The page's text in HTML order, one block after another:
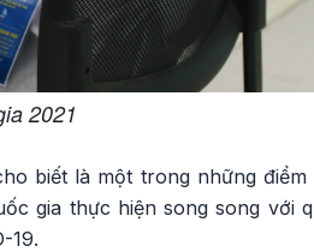
2021
biết là một trong những điểm
gia thực hiện song song với
19.